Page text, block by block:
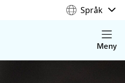
Språk
Meny